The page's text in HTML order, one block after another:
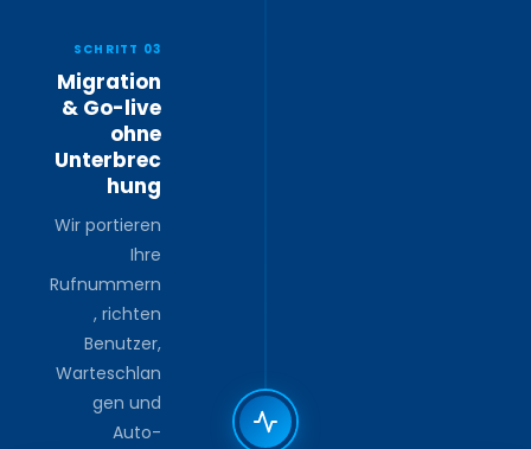
SCHRITT 03
Migration
& Go-live
ohne
Unterbrec
hung
Wir portieren
Ihre
Rufnummern
, richten
Benutzer,
Warteschlan
gen und
Auto-